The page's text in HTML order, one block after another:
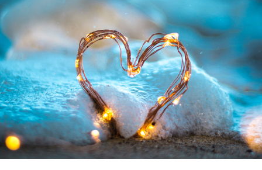
みの髙津だが、『ニッポン放送ショウアップナイター』で解
説を務めるのは2013年以来、13年ぶりとなる。
ペナントレースも終盤に差し掛かり、古巣・ヤクルトにとっ
て勝負の夏となる神宮球場の一戦での髙津氏ならではの視点
に注目が集まる。
『ニッポン放送ショウアップナイター』では、今後も60周年
のアニバーサリーイヤーにふさわしい球界のレジェンドたち
がスペシャルゲスト解説者として登場する。さらに、リスナ
ーにとって嬉しい夏の味覚や現金が当たるプレゼント企画も